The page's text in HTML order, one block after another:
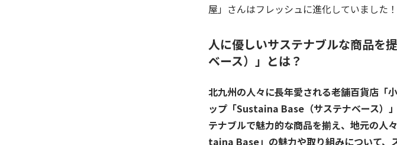
屋」さんはフレッシュに進化していました！
人に優しいサステナブルな商品を
ベース） 」とは？
北九州の人々に長年愛される老舗百貨店「
ップ「Sustaina Base（サステナベース）
テナブルで魅力的な商品を揃え、地元の人
taina Base」の魅力や取り組みについて、